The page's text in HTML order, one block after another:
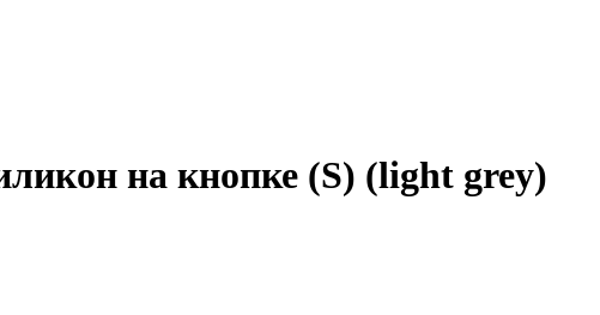
на кнопке (S) (light grey)